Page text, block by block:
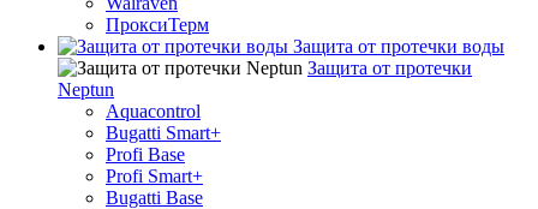
ПроксиТерм
Защита от протечки воды
Защита от протечки
Neptun
Aquacontrol
Bugatti Smart+
Profi Base
Profi Smart+
Bugatti Base